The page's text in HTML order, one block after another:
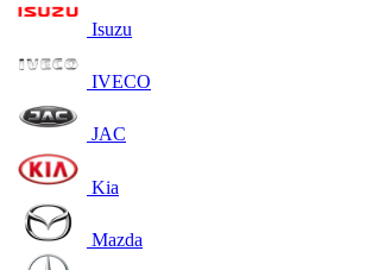
Isuzu
IVECO
JAC
Kia
Mazda